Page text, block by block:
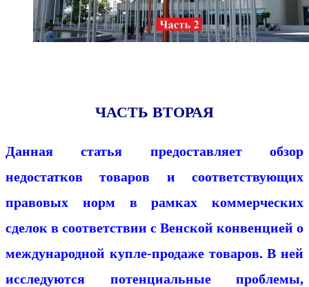
ЧАСТЬ ВТОРАЯ
Данная статья предоставляет обзор
недостатков товаров и соответствующих
правовых норм в рамках коммерческих
сделок в соответствии с Венской конвенцией о
международной купле-продаже товаров. В ней
исследуются потенциальные проблемы,